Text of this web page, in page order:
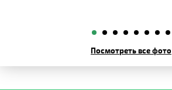
Посмотреть все фото